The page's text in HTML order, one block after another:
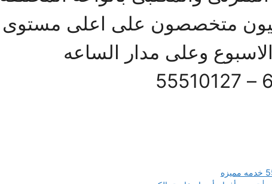
متخصصون على اعلى مستوى
وعلى مدار الساعه